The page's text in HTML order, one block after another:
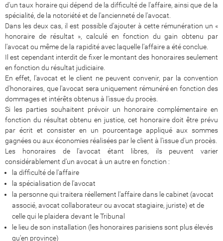
d'un taux horaire qui dépend de la difficulté de l'affaire, ainsi que de la
spécialité, de la notoriété et de l'ancienneté de l'avocat.
Dans les deux cas, il est possible d'ajouter à cette rémunération un «
honoraire de résultat », calculé en fonction du gain obtenu par
l'avocat ou même de la rapidité avec laquelle l'affaire a été conclue.
Il est cependant interdit de fixer le montant des honoraires seulement
en fonction du résultat judiciaire.
En effet, l'avocat et le client ne peuvent convenir, par la convention
d'honoraires, que l'avocat sera uniquement rémunéré en fonction des
dommages et intérêts obtenus à l'issue du procès.
Si les parties souhaitent prévoir un honoraire complémentaire en
fonction du résultat obtenu en justice, cet honoraire doit être prévu
par écrit et consister en un pourcentage appliqué aux sommes
gagnées ou aux économies réalisées par le client à l'issue d'un procès.
Les honoraires de l'avocat étant libres, ils peuvent varier
considérablement d'un avocat à un autre en fonction :
la difficulté de l'affaire
la spécialisation de l'avocat
la personne qui traitera réellement l'affaire dans le cabinet (avocat
associé, avocat collaborateur ou avocat stagiaire, juriste) et de
celle qui le plaidera devant le Tribunal
le lieu de son installation (les honoraires parisiens sont plus élevés
qu'en province)